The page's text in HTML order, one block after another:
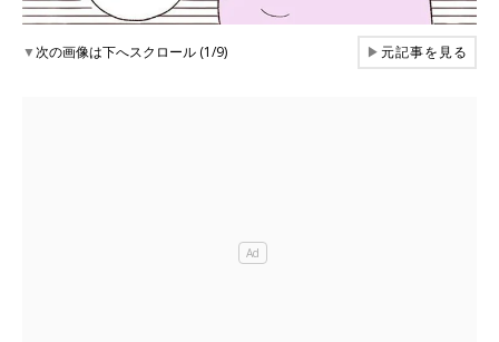
▼次の画像は下へスクロール (1/9) ▶元記事を見る